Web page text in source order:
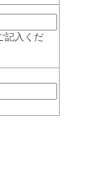
記入くだ